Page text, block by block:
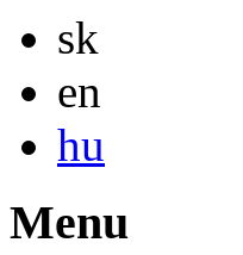
sk
en
hu
Menu